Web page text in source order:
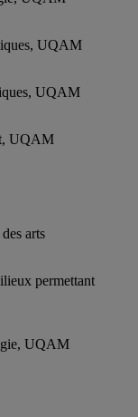
UQAM
UQAM
UQAM
arts
permettant
UQAM